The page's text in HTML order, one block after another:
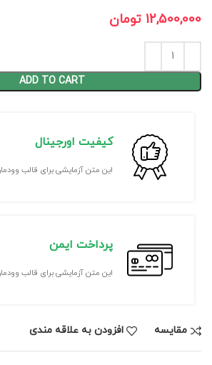
12,500,000 تومان
ADD TO CART
کیفیت اورجینال
این متن آزمایشی برای قالب
پرداخت ایمن
این متن آزمایشی برای قالب
مقايسه افزودن به علاقه مندی